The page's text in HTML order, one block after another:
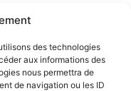
des technologies
aux informations des
nous permettra de
de navigation ou les ID